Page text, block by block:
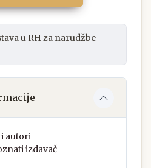
u RH za narudžbe
autori
izdavač